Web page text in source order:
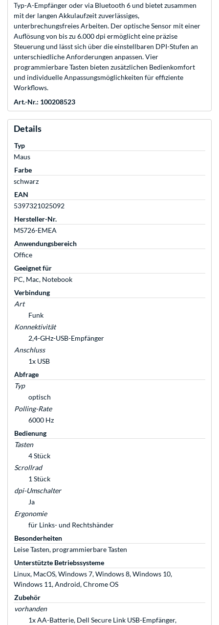
Typ-A-Empfänger oder via Bluetooth 6 und bietet zusammen
mit der langen Akkulaufzeit zuverlässiges,
unterbrechungsfreies Arbeiten. Der optische Sensor mit einer
Auflösung von bis zu 6.000 dpi ermöglicht eine präzise
Steuerung und lässt sich über die einstellbaren DPI-Stufen an
unterschiedliche Anforderungen anpassen. Vier
programmierbare Tasten bieten zusätzlichen Bedienkomfort
und individuelle Anpassungsmöglichkeiten für effiziente
Workflows.
Art.-Nr.: 100208523
Details
Typ
Maus
Farbe
schwarz
EAN
5397321025092
Hersteller-Nr.
MS726-EMEA
Anwendungsbereich
Office
Geeignet für
PC, Mac, Notebook
Verbindung
Art
Funk
Konnektivität
2,4-GHz-USB-Empfänger
Anschluss
1x USB
Abfrage
Typ
optisch
Polling-Rate
6000 Hz
Bedienung
Tasten
4 Stück
Scrollrad
1 Stück
dpi-Umschalter
Ja
Ergonomie
für Links- und Rechtshänder
Besonderheiten
Leise Tasten, programmierbare Tasten
Unterstützte Betriebssysteme
Linux, MacOS, Windows 7, Windows 8, Windows 10,
Windows 11, Android, Chrome OS
Zubehör
vorhanden
1x AA-Batterie, Dell Secure Link USB-Empfänger,